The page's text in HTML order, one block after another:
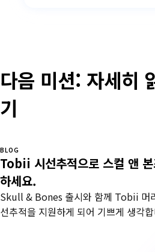
다음 미션: 자세히
기
BLOG
Tobii 시선추적으로 스컬 앤
하세요.
Skull & Bones 출시와 함께 Tobii 머
선추적을 지원하게 되어 기쁘게 생각